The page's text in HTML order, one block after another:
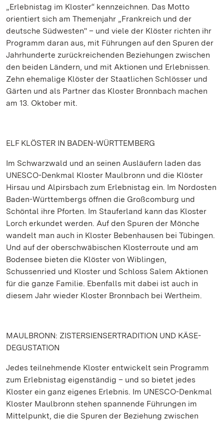
„Erlebnistag im Kloster“ kennzeichnen. Das Motto
orientiert sich am Themenjahr „Frankreich und der
deutsche Südwesten" – und viele der Klöster richten ihr
Programm daran aus, mit Führungen auf den Spuren der
Jahrhunderte zurückreichenden Beziehungen zwischen
den beiden Ländern, und mit Aktionen und Erlebnissen.
Zehn ehemalige Klöster der Staatlichen Schlösser und
Gärten und als Partner das Kloster Bronnbach machen
am 13. Oktober mit.
ELF KLÖSTER IN BADEN-WÜRTTEMBERG
Im Schwarzwald und an seinen Ausläufern laden das
UNESCO-Denkmal Kloster Maulbronn und die Klöster
Hirsau und Alpirsbach zum Erlebnistag ein. Im Nordosten
Baden-Württembergs öffnen die Großcomburg und
Schöntal ihre Pforten. Im Stauferland kann das Kloster
Lorch erkundet werden. Auf den Spuren der Mönche
wandelt man auch in Kloster Bebenhausen bei Tübingen.
Und auf der oberschwäbischen Klosterroute und am
Bodensee bieten die Klöster von Wiblingen,
Schussenried und Kloster und Schloss Salem Aktionen
für die ganze Familie. Ebenfalls mit dabei ist auch in
diesem Jahr wieder Kloster Bronnbach bei Wertheim.
MAULBRONN: ZISTERSIENSERTRADITION UND KÄSE-
DEGUSTATION
Jedes teilnehmende Kloster entwickelt sein Programm
zum Erlebnistag eigenständig – und so bietet jedes
Kloster ein ganz eigenes Erlebnis. Im UNESCO-Denkmal
Kloster Maulbronn stehen spannende Führungen im
Mittelpunkt, die die Spuren der Beziehung zwischen